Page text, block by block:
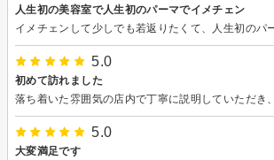
人生初の美容室で人生初のパーマでイメチェン
5.0
初めて訪れました
5.0
大変満足です